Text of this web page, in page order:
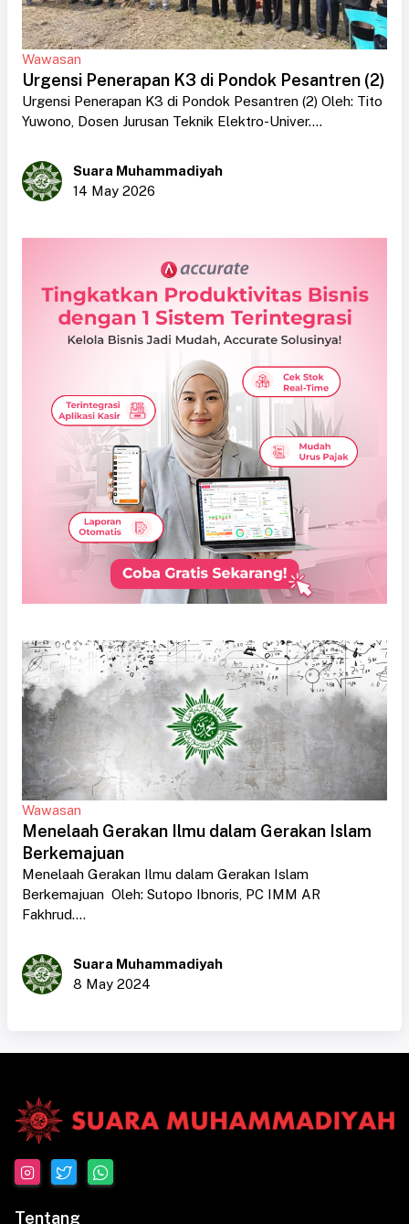
Wawasan
Urgensi Penerapan K3 di Pondok Pesantren (2)
Urgensi Penerapan K3 di Pondok Pesantren (2) Oleh: Tito
Yuwono, Dosen Jurusan Teknik Elektro-Univer....
Suara Muhammadiyah
14 May 2026
Wawasan
Menelaah Gerakan Ilmu dalam Gerakan Islam
Berkemajuan
Menelaah Gerakan Ilmu dalam Gerakan Islam
Berkemajuan Oleh: Sutopo Ibnoris, PC IMM AR
Fakhrud....
Suara Muhammadiyah
8 May 2024
Tentang